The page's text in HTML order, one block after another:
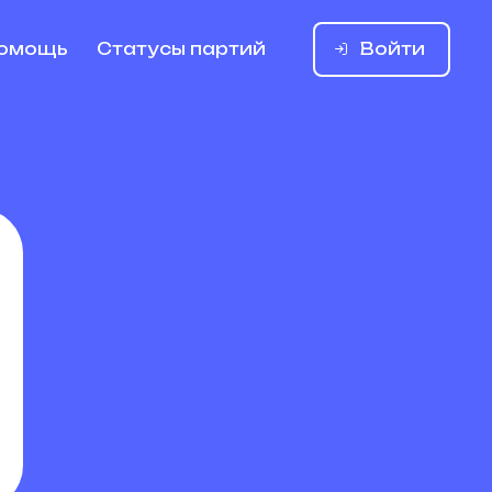
Статусы партий Войти